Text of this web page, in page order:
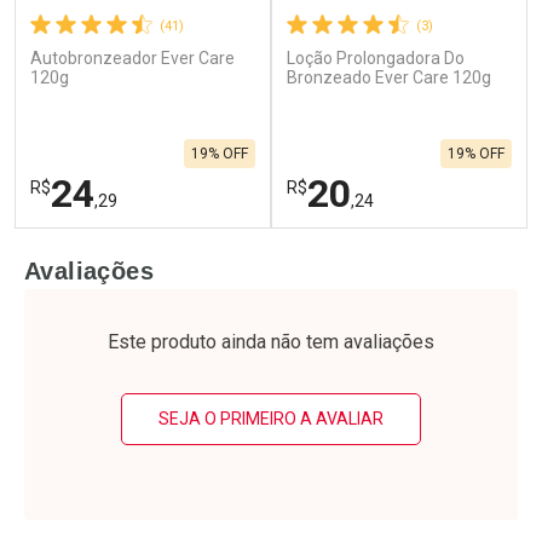
(41)
Autobronzeador Ever Care
120g
R$24,29
19% OFF
Laboratório
Por Menos
(3)
Loção Prolongadora Do
Bronzeado Ever Care 120g
R$20,24
19% OFF
Laboratório
Por Menos
Avaliações
Este produto ainda não tem avaliações
SEJA O PRIMEIRO A AVALIAR